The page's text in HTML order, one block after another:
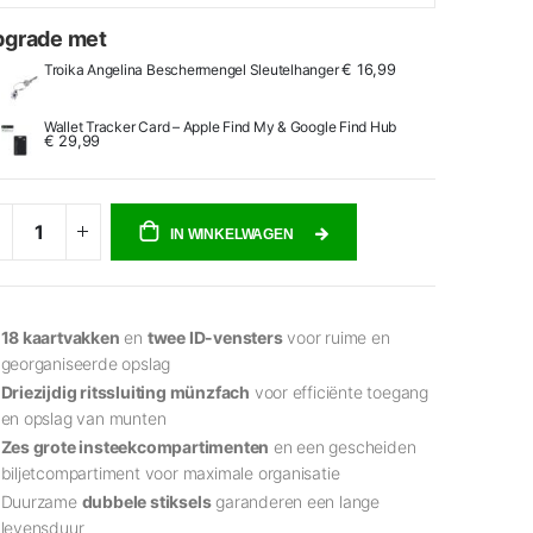
met
Troika Angelina Beschermengel Sleutelhanger€ 16,99
Wallet Tracker Card – Apple Find My & Google Find Hub
€ 29,99
IN WINKELWAGEN
18 kaartvakken en twee ID-venstersvoor ruime en
georganiseerde opslag
Driezijdig ritssluiting münzfach voor efficiënte toegang
en opslag van munten
Zes grote insteekcompartimenten en een gescheiden
biljetcompartiment voor maximale organisatie
Duurzame dubbele stikselsgaranderen een lange
levensduur